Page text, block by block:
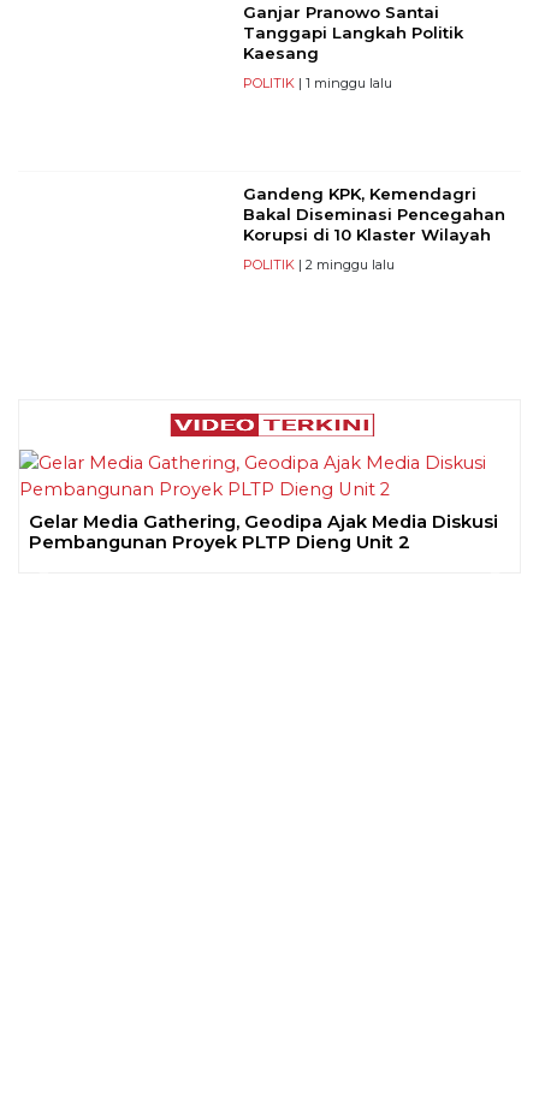
Ganjar Pranowo Santai
Tanggapi Langkah Politik
Kaesang
POLITIK | 1 minggu lalu
Gandeng KPK, Kemendagri
Bakal Diseminasi Pencegahan
Korupsi di 10 Klaster Wilayah
POLITIK | 2 minggu lalu
Gelar Media Gathering, Geodipa Ajak Media Diskusi
Pembangunan Proyek PLTP Dieng Unit 2